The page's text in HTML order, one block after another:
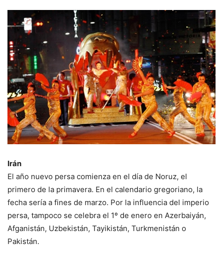
Irán
El año nuevo persa comienza en el día de Noruz, el
primero de la primavera. En el calendario gregoriano, la
fecha sería a fines de marzo. Por la influencia del imperio
persa, tampoco se celebra el 1º de enero en Azerbaiyán,
Afganistán, Uzbekistán, Tayikistán, Turkmenistán o
Pakistán.